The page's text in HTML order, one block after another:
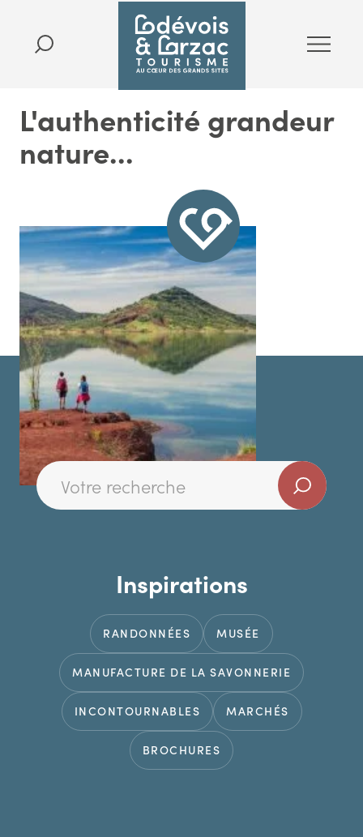
L'authenticité grandeur
nature...
Inspirations
RANDONNÉES MUSÉE
MANUFACTURE DE LA SAVONNERIE
INCONTOURNABLES MARCHÉS
BROCHURES